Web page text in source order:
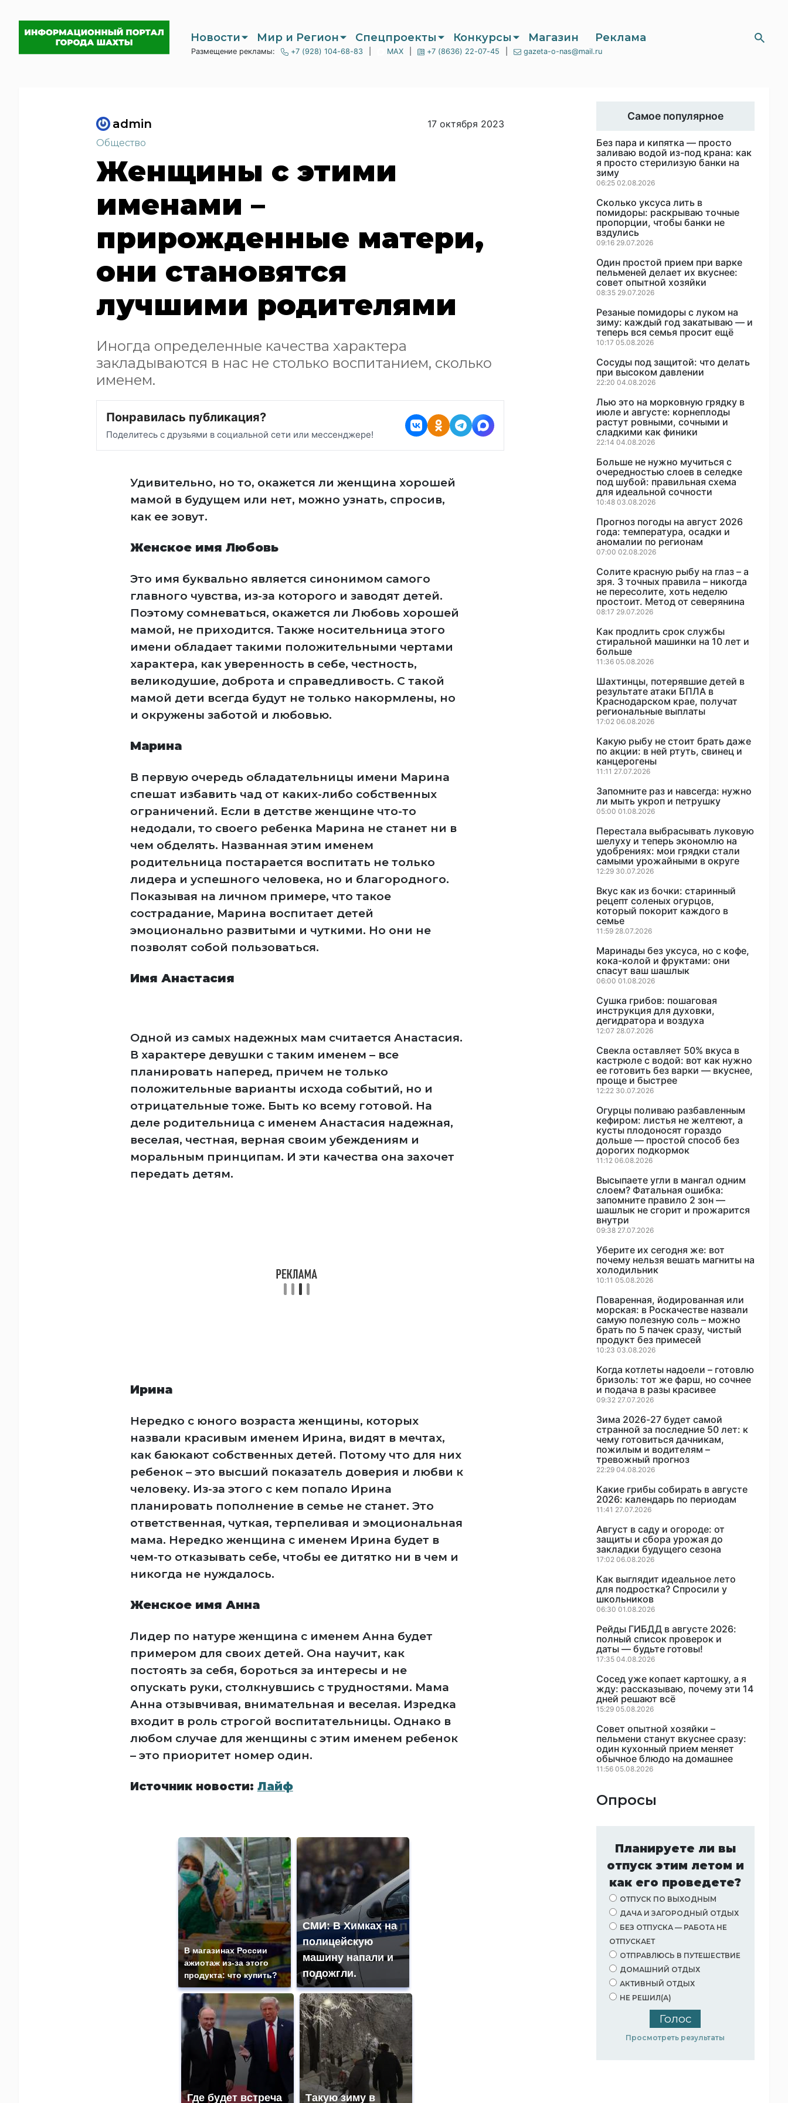
Новости Мир и Регион Спецпроекты Конкурсы Магазин Реклама
Размещение рекламы: +7 (928) 104-68-83 MAX +7 (8636) 22-07-45 gazeta-o-nas@mail.ru
admin 17 октября 2023
Общество
Женщины с этими
именами –
прирожденные матери,
они становятся
лучшими родителями
Иногда определенные качества характера
закладываются в нас не столько воспитанием, сколько
именем.
Понравилась публикация?
Поделитесь с друзьями в социальной сети или мессенджере!
Удивительно, но то, окажется ли женщина хорошей
мамой в будущем или нет, можно узнать, спросив,
как ее зовут.
Женское имя Любовь
Это имя буквально является синонимом самого
главного чувства, из-за которого и заводят детей.
Поэтому сомневаться, окажется ли Любовь хорошей
мамой, не приходится. Также носительница этого
имени обладает такими положительными чертами
характера, как уверенность в себе, честность,
великодушие, доброта и справедливость. С такой
мамой дети всегда будут не только накормлены, но
и окружены заботой и любовью.
Марина
В первую очередь обладательницы имени Марина
спешат избавить чад от каких-либо собственных
ограничений. Если в детстве женщине что-то
недодали, то своего ребенка Марина не станет ни в
чем обделять. Названная этим именем
родительница постарается воспитать не только
лидера и успешного человека, но и благородного.
Показывая на личном примере, что такое
сострадание, Марина воспитает детей
эмоционально развитыми и чуткими. Но они не
позволят собой пользоваться.
Имя Анастасия
Одной из самых надежных мам считается Анастасия.
В характере девушки с таким именем – все
планировать наперед, причем не только
положительные варианты исхода событий, но и
отрицательные тоже. Быть ко всему готовой. На
деле родительница с именем Анастасия надежная,
веселая, честная, верная своим убеждениям и
моральным принципам. И эти качества она захочет
передать детям.
Ирина
Нередко с юного возраста женщины, которых
назвали красивым именем Ирина, видят в мечтах,
как баюкают собственных детей. Потому что для них
ребенок – это высший показатель доверия и любви к
человеку. Из-за этого с кем попало Ирина
планировать пополнение в семье не станет. Это
ответственная, чуткая, терпеливая и эмоциональная
мама. Нередко женщина с именем Ирина будет в
чем-то отказывать себе, чтобы ее дитятко ни в чем и
никогда не нуждалось.
Женское имя Анна
Лидер по натуре женщина с именем Анна будет
примером для своих детей. Она научит, как
постоять за себя, бороться за интересы и не
опускать руки, столкнувшись с трудностями. Мама
Анна отзывчивая, внимательная и веселая. Изредка
входит в роль строгой воспитательницы. Однако в
любом случае для женщины с этим именем ребенок
– это приоритет номер один.
Источник новости: Лайф
В магазинах России
ажиотаж из-за этого
продукта: что купить?
СМИ: В Химках на
полицейскую
машину напали и
подожгли.
Где будет встреча Такую зиму в
Самое популярное
Без пара и кипятка — просто
заливаю водой из-под крана: как
я просто стерилизую банки на
зиму
06:25 02.08.2026
Сколько уксуса лить в
помидоры: раскрываю точные
пропорции, чтобы банки не
вздулись
09:16 29.07.2026
Один простой прием при варке
пельменей делает их вкуснее:
совет опытной хозяйки
08:35 29.07.2026
Резаные помидоры с луком на
зиму: каждый год закатываю — и
теперь вся семья просит ещё
10:17 05.08.2026
Сосуды под защитой: что делать
при высоком давлении
22:20 04.08.2026
Лью это на морковную грядку в
июле и августе: корнеплоды
растут ровными, сочными и
сладкими как финики
22:14 04.08.2026
Больше не нужно мучиться с
очередностью слоев в селедке
под шубой: правильная схема
для идеальной сочности
10:48 03.08.2026
Прогноз погоды на август 2026
года: температура, осадки и
аномалии по регионам
07:00 02.08.2026
Солите красную рыбу на глаз – а
зря. 3 точных правила – никогда
не пересолите, хоть неделю
простоит. Метод от северянина
08:17 29.07.2026
Как продлить срок службы
стиральной машинки на 10 лет и
больше
11:36 05.08.2026
Шахтинцы, потерявшие детей в
результате атаки БПЛА в
Краснодарском крае, получат
региональные выплаты
17:02 06.08.2026
Какую рыбу не стоит брать даже
по акции: в ней ртуть, свинец и
канцерогены
11:11 27.07.2026
Запомните раз и навсегда: нужно
ли мыть укроп и петрушку
05:00 01.08.2026
Перестала выбрасывать луковую
шелуху и теперь экономлю на
удобрениях: мои грядки стали
самыми урожайными в округе
12:29 30.07.2026
Вкус как из бочки: старинный
рецепт соленых огурцов,
который покорит каждого в
семье
11:59 28.07.2026
Маринады без уксуса, но с кофе,
кока-колой и фруктами: они
спасут ваш шашлык
06:00 01.08.2026
Сушка грибов: пошаговая
инструкция для духовки,
дегидратора и воздуха
12:07 28.07.2026
Свекла оставляет 50% вкуса в
кастрюле с водой: вот как нужно
ее готовить без варки — вкуснее,
проще и быстрее
12:22 30.07.2026
Огурцы поливаю разбавленным
кефиром: листья не желтеют, а
кусты плодоносят гораздо
дольше — простой способ без
дорогих подкормок
11:12 06.08.2026
Высыпаете угли в мангал одним
слоем? Фатальная ошибка:
запомните правило 2 зон —
шашлык не сгорит и прожарится
внутри
09:38 27.07.2026
Уберите их сегодня же: вот
почему нельзя вешать магниты на
холодильник
10:11 05.08.2026
Поваренная, йодированная или
морская: в Роскачестве назвали
самую полезную соль – можно
брать по 5 пачек сразу, чистый
продукт без примесей
10:23 03.08.2026
Когда котлеты надоели – готовлю
бризоль: тот же фарш, но сочнее
и подача в разы красивее
09:32 27.07.2026
Зима 2026-27 будет самой
странной за последние 50 лет: к
чему готовиться дачникам,
пожилым и водителям –
тревожный прогноз
22:29 04.08.2026
Какие грибы собирать в августе
2026: календарь по периодам
11:41 27.07.2026
Август в саду и огороде: от
защиты и сбора урожая до
закладки будущего сезона
17:02 06.08.2026
Как выглядит идеальное лето
для подростка? Спросили у
школьников
06:30 01.08.2026
Рейды ГИБДД в августе 2026:
полный список проверок и
даты — будьте готовы!
17:35 04.08.2026
Сосед уже копает картошку, а я
жду: рассказываю, почему эти 14
дней решают всё
15:29 05.08.2026
Совет опытной хозяйки –
пельмени станут вкуснее сразу:
один кухонный прием меняет
обычное блюдо на домашнее
11:56 05.08.2026
Опросы
Планируете ли вы
отпуск этим летом и
как его проведете?
ОТПУСК ПО ВЫХОДНЫМ
ДАЧА И ЗАГОРОДНЫЙ ОТДЫХ
БЕЗ ОТПУСКА — РАБОТА НЕ
ОТПУСКАЕТ
ОТПРАВЛЮСЬ В ПУТЕШЕСТВИЕ
ДОМАШНИЙ ОТДЫХ
АКТИВНЫЙ ОТДЫХ
НЕ РЕШИЛ(А)
Просмотреть результаты